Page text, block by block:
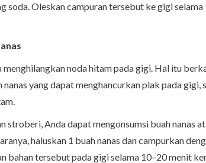
soda. Oleskan campuran tersebut ke gigi
menghilangkan noda hitam pada gigi. Hal itu
nanas yang dapat menghancurkan plak pada
stroberi, Anda dapat mengonsumsi buah nanas
haluskan 1 buah nanas dan campurkan
bahan tersebut pada gigi selama 10–20 menit